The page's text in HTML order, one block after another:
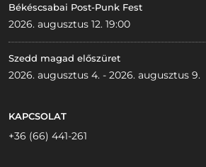
Békéscsabai Post-Punk Fest
2026. augusztus 12. 19:00
Szedd magad előszüret
2026. augusztus 4. - 2026. augusztus 9.
KAPCSOLAT
+36 (66) 441-261